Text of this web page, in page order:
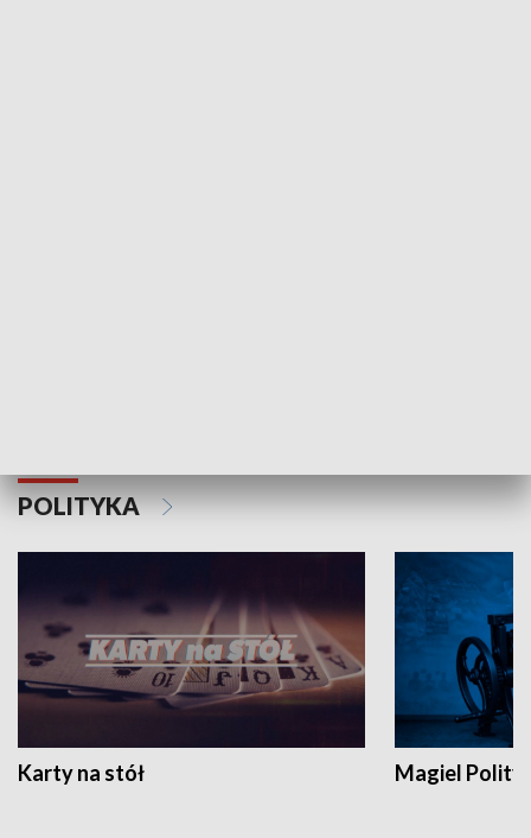
POLITYKA
Karty na stół Magiel